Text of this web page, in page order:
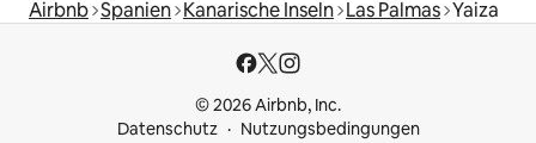
Airbnb Spanien Kanarische Inseln Las Palmas Yaiza
© 2026 Airbnb, Inc.
Datenschutz
Nutzungsbedingungen